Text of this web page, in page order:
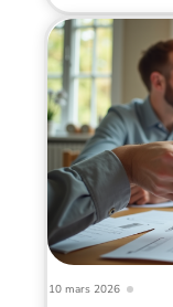
10 mars 2026